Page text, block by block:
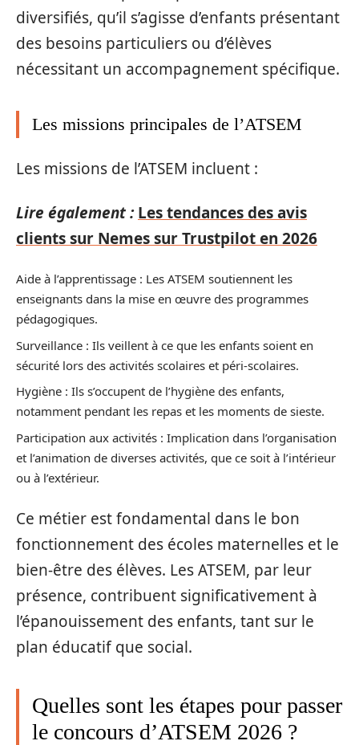
diversifiés, qu’il s’agisse d’enfants présentant
des besoins particuliers ou d’élèves
nécessitant un accompagnement spécifique.
Les missions principales de l’ATSEM
Les missions de l’ATSEM incluent :
Lire également : Les tendances des avis
clients sur Nemes sur Trustpilot en 2026
Aide à l’apprentissage : Les ATSEM soutiennent les
enseignants dans la mise en œuvre des programmes
pédagogiques.
Surveillance : Ils veillent à ce que les enfants soient en
sécurité lors des activités scolaires et péri-scolaires.
Hygiène : Ils s’occupent de l’hygiène des enfants,
notamment pendant les repas et les moments de sieste.
Participation aux activités : Implication dans l’organisation
et l’animation de diverses activités, que ce soit à l’intérieur
ou à l’extérieur.
Ce métier est fondamental dans le bon
fonctionnement des écoles maternelles et le
bien-être des élèves. Les ATSEM, par leur
présence, contribuent significativement à
l’épanouissement des enfants, tant sur le
plan éducatif que social.
Quelles sont les étapes pour passer
le concours d’ATSEM 2026 ?